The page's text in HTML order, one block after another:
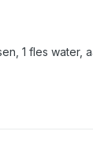
1 fles